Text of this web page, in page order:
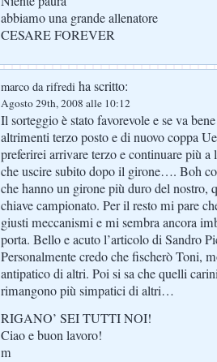
abbiamo una grande allenatore
CESARE FOREVER
marco da rifredi ha scritto:
Agosto 29th, 2008 alle 10:12
Il sorteggio è stato favorevole e se va
altrimenti terzo posto e di nuovo coppa
preferirei arrivare terzo e continuare più
che uscire subito dopo il girone…. Boh
che hanno un girone più duro del nostro,
chiave campionato. Per il resto mi pare
giusti meccanismi e mi sembra ancora
porta. Bello e acuto l’articolo di Sandro
Personalmente credo che fischerò Toni,
antipatico di altri. Poi si sa che quelli
rimangono più simpatici di altri…
RIGANO’ SEI TUTTI NOI!
Ciao e buon lavoro!
m